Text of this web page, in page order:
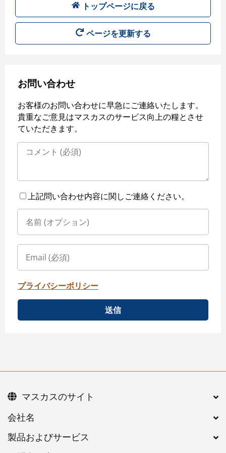
トップページに戻る
ページを更新する
お問い合わせ
お客様のお問い合わせに早急にご連絡いたします。
貴重なご意見はマスカスのサービス向上の糧とさせ
ていただきます。
上記問い合わせ内容に関しご連絡ください。
プライバシーポリシー
送信
会社名
製品およびサービス
マスカスのサイト